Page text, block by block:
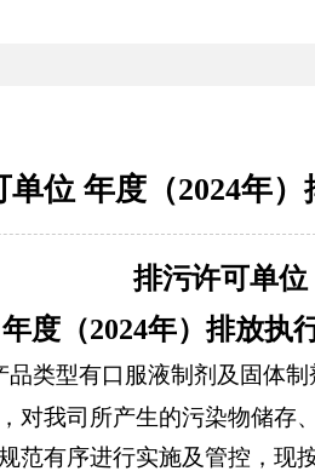
单位 年度（2024年
排污许可单位
年度（2024年）排放执
品类型有口服液制剂及固体
对我司所产生的污染物储
有序进行实施及管控，现